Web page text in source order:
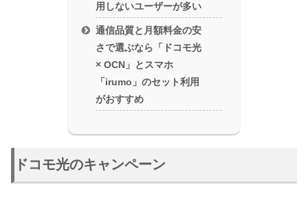
用しないユーザーが多い
通信品質と月額料金の安
さで選ぶなら「ドコモ光
× OCN」とスマホ
「irumo」のセット利用
がおすすめ
ドコモ光のキャンペーン